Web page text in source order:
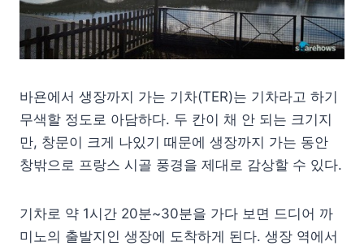
바욘에서 생장까지 가는 기차(TER)는 기차라고 하기
무색할 정도로 아담하다. 두 칸이 채 안 되는 크기지
만, 창문이 크게 나있기 때문에 생장까지 가는 동안
창밖으로 프랑스 시골 풍경을 제대로 감상할 수 있다.
기차로 약 1시간 20분~30분을 가다 보면 드디어 까
미노의 출발지인 생장에 도착하게 된다. 생장 역에서